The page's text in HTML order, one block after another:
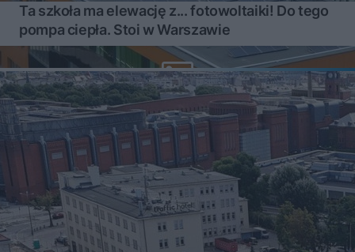
Ta szkoła ma elewację z... fotowoltaiki! Do tego
pompa ciepła. Stoi w Warszawie